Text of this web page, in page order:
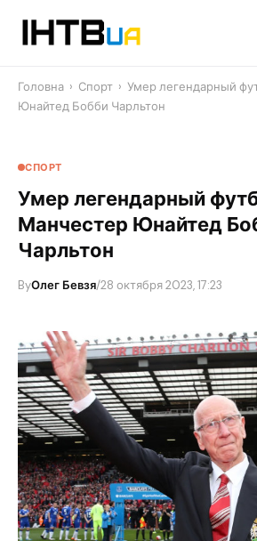
Головна › Спорт › Умер легендарный
Юнайтед Бобби Чарльтон
СПОРТ
Умер легендарный
Манчестер Юнайтед
Чарльтон
ByОлег Бевзя/28 октября 2023, 17:23